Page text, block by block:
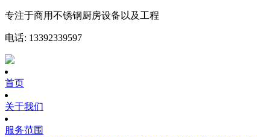
专注于商用不锈钢厨房设备以及工程
电话: 13392339597
首页
关于我们
服务范围